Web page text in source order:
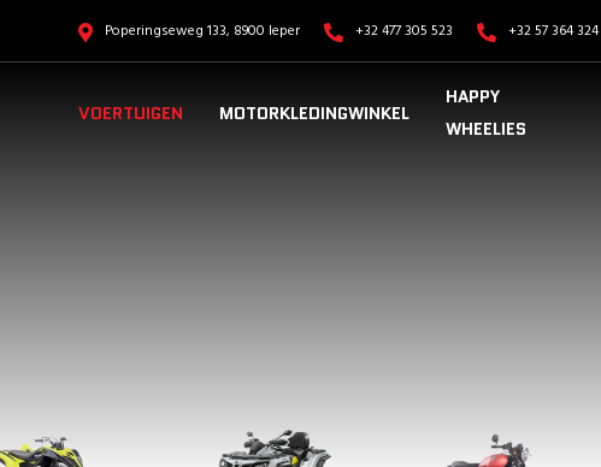
Poperingseweg 133, 8900 Ieper +32 477 305 523 +32 57 364 324
VOERTUIGEN MOTORKLEDINGWINKEL
HAPPY
WHEELIES
VOERTUIGEN